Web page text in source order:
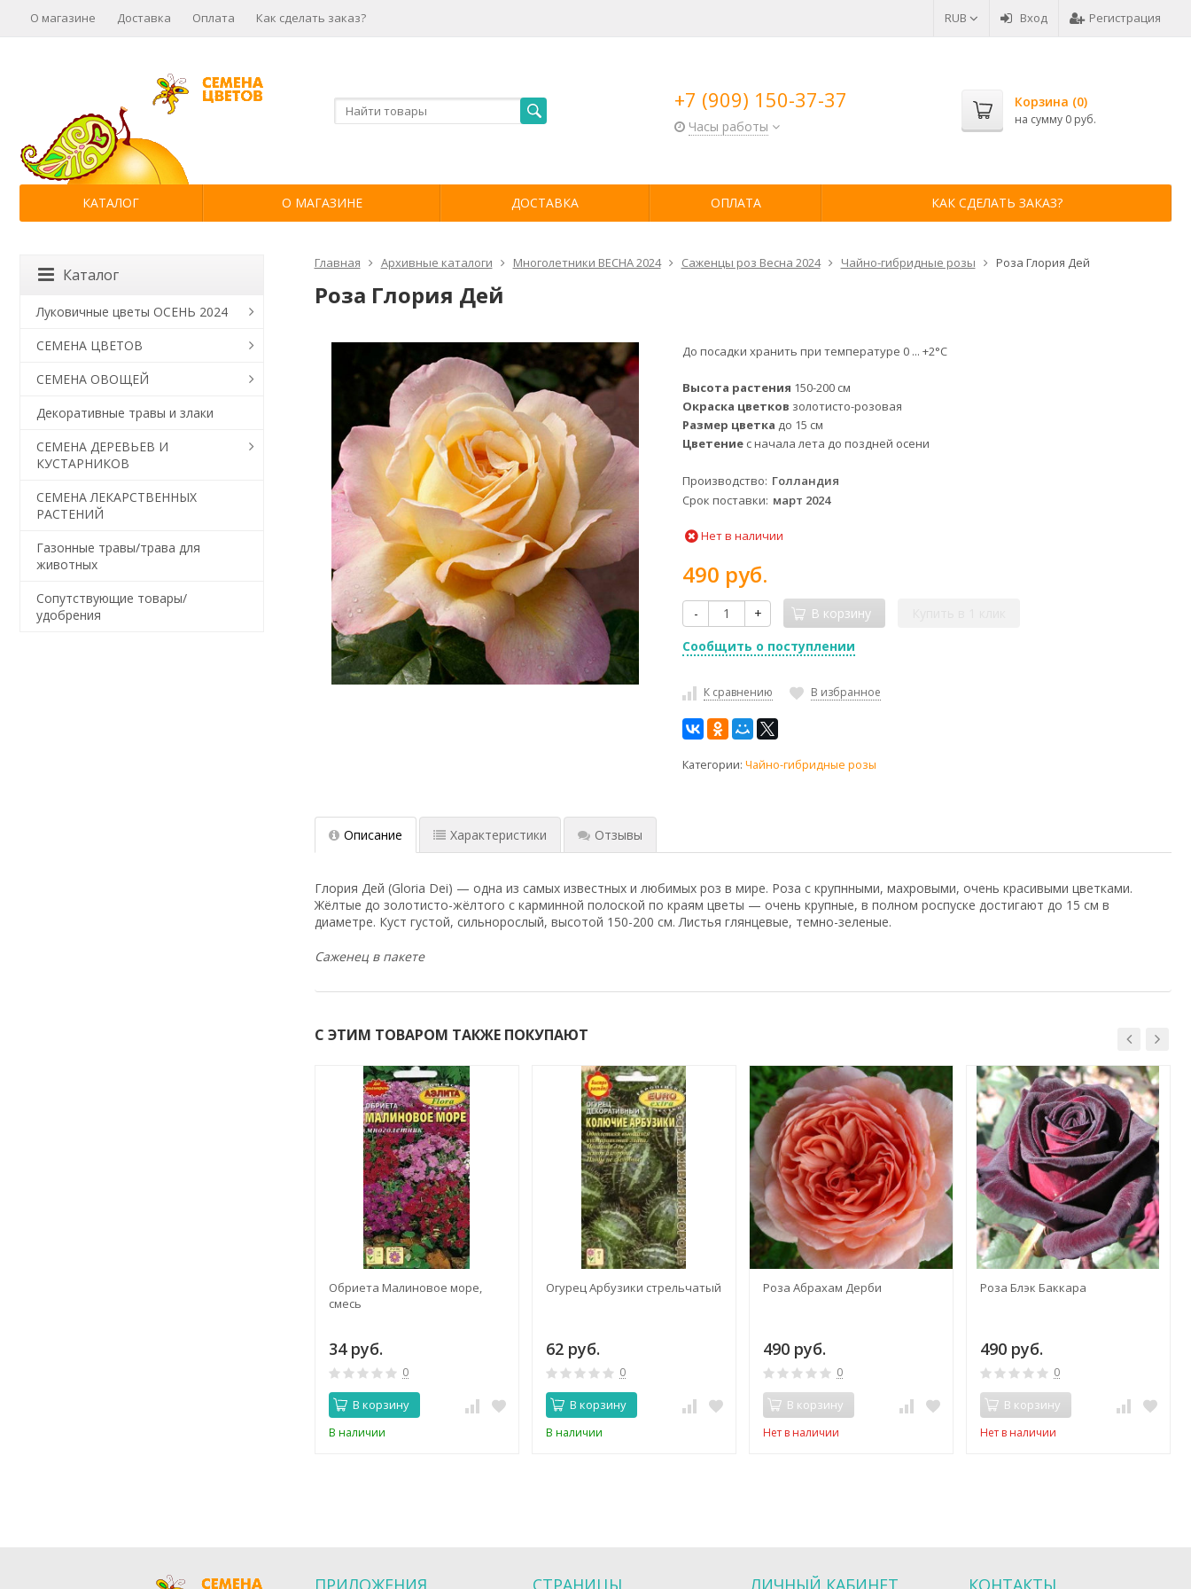
RUB Вход Регистрация
О магазине Доставка Оплата Как сделать заказ?
+7 (909) 150-37-37
Часы работы
Корзина (0)
на сумму 0 руб.
КАТАЛОГ О МАГАЗИНЕ ДОСТАВКА ОПЛАТА КАК СДЕЛАТЬ ЗАКАЗ?
Главная Архивные каталоги Многолетники ВЕСНА 2024 Саженцы роз Весна 2024 Чайно-гибридные розы Роза Глория Дей
Роза Глория Дей
До посадки хранить при температуре 0 ... +2°С
Высота растения 150-200 см
Окраска цветков золотисто-розовая
Размер цветка до 15 см
Цветение с начала лета до поздней осени
Производство Голландия
Срок поставки март 2024
Нет в наличии
490 руб.
- + В корзину
Сообщить о поступлении
К сравнению В избранное
Категории:Чайно-гибридные розы
Описание Характеристики Отзывы
Глория Дей (Gloria Dei) — одна из самых известных и любимых роз в мире. Роза с крупнными, махровыми, очень красивыми цветками.
Жёлтые до золотисто-жёлтого с карминной полоской по краям цветы — очень крупные, в полном роспуске достигают до 15 см в
диаметре. Куст густой, сильнорослый, высотой 150-200 см. Листья глянцевые, темно-зеленые.
Саженец в пакете
С ЭТИМ ТОВАРОМ ТАКЖЕ ПОКУПАЮТ
Обриета Малиновое море,
смесь
34 руб.
0
В корзину
В наличии
Огурец Арбузики стрельчатый
62 руб.
0
В корзину
В наличии
Роза Абрахам Дерби
490 руб.
0
В корзину
Нет в наличии
Роза Блэк Баккара
490 руб.
0
В корзину
Нет в наличии
Каталог
Луковичные цветы ОСЕНЬ 2024
СЕМЕНА ЦВЕТОВ
СЕМЕНА ОВОЩЕЙ
Декоративные травы и злаки
СЕМЕНА ДЕРЕВЬЕВ И
КУСТАРНИКОВ
СЕМЕНА ЛЕКАРСТВЕННЫХ
РАСТЕНИЙ
Газонные травы/трава для
животных
Сопутствующие товары/
удобрения
ПРИЛОЖЕНИЯ СТРАНИЦЫ ЛИЧНЫЙ КАБИНЕТ КОНТАКТЫ